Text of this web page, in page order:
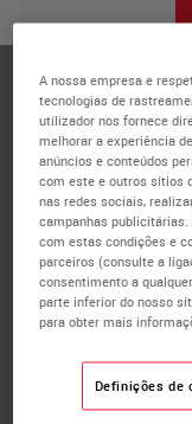
Histology
Biochemistry,
the private
NHS laboratories.
UoB, Kelly joined
the Advanced
been progressing
methods on
RX, Akoya Vectra
Visiopharm, and
been involved in
Histology Facility.
A nossa empresa e
tecnologias de
utilizador nos fornece
melhorar a experiência
anúncios e conteúdos
com este e outros sítios
nas redes sociais,
campanhas publicitárias.
com estas condições e
parceiros (consulte a
consentimento a
parte inferior do nosso
para obter mais
Definições de